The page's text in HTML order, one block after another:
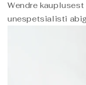
Wendre
unespetsialisti